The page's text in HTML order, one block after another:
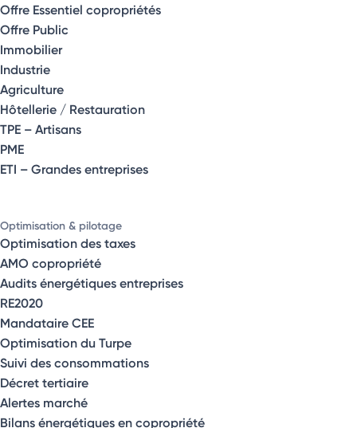
Offre Essentiel copropriétés
Offre Public
Immobilier
Industrie
Agriculture
Hôtellerie / Restauration
TPE – Artisans
PME
ETI – Grandes entreprises
Optimisation & pilotage
Optimisation des taxes
AMO copropriété
Audits énergétiques entreprises
RE2020
Mandataire CEE
Optimisation du Turpe
Suivi des consommations
Décret tertiaire
Alertes marché
Bilans énergétiques en copropriété